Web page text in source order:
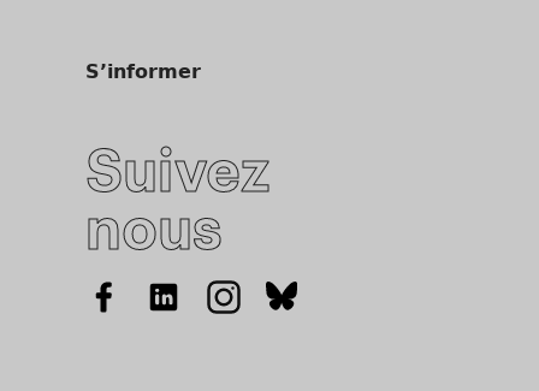
S’informer
Suivez
nous